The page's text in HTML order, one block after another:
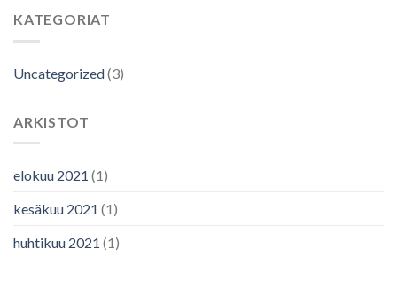
KATEGORIAT
Uncategorized(3)
ARKISTOT
elokuu 2021 (1)
kesäkuu 2021 (1)
huhtikuu 2021 (1)